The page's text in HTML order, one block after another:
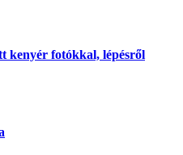
kenyér fotókkal, lépésről